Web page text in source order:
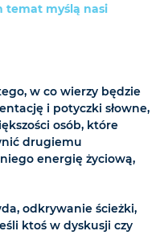
temat myślą nasi
w co wierzy będzie
i potyczki słowne,
osób, które
drugiemu
energię życiową,
odkrywanie ścieżki,
ktoś w dyskusji czy